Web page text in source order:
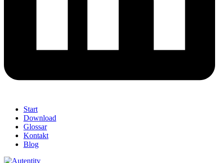
Start
Download
Glossar
Kontakt
Blog